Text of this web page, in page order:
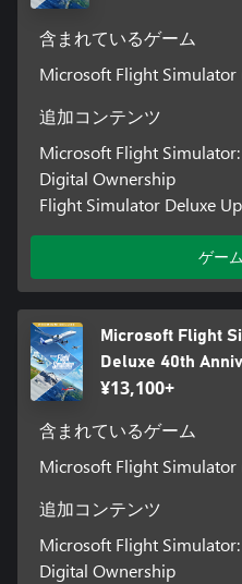
含まれているゲーム
Microsoft Flight Simulator
追加コンテンツ
Microsoft Flight
Digital Ownership
Flight Simulator Deluxe
ゲー
Microsoft Flight
Deluxe 40th
¥13,100+
含まれているゲーム
Microsoft Flight Simulator
追加コンテンツ
Microsoft Flight
Digital Ownership